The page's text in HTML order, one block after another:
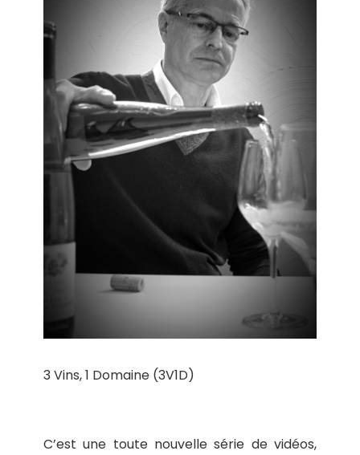
3 Vins, 1 Domaine (3V1D)
C’est une toute nouvelle série de vidéos,